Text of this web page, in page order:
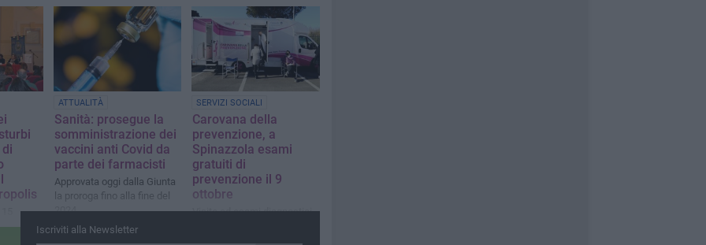
ore su 24, in alternativa al
tradizionale ritiro cartaceo
fondamentale che il
desiderio di diventare
genitori non sia più un
privilegio»
ATTUALITÀ
Sanità: prosegue la
somministrazione dei
vaccini anti Covid da
parte dei farmacisti
Approvata oggi dalla Giunta
la proroga fino alla fine del
2024
SERVIZI SOCIALI
Carovana della
prevenzione, a
Spinazzola esami
gratuiti di
prevenzione il 9
ottobre
Visite ed esami diagnostici
Iscriviti alla Newsletter